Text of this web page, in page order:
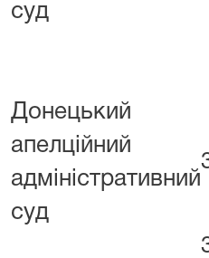
суд
Донецький
апелційний
адміністративний
суд